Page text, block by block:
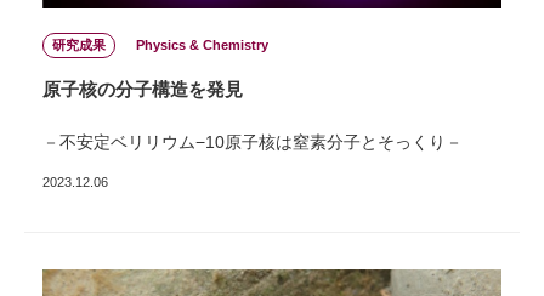
研究成果 Physics & Chemistry
原子核の分子構造を発見
－不安定ベリリウム−10原子核は窒素分子とそっくり－
2023.12.06